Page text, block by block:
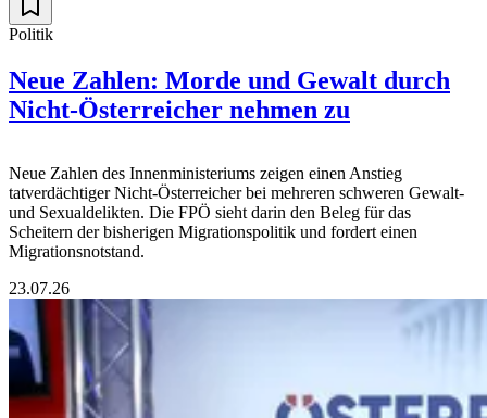
Politik
Neue Zahlen: Morde und Gewalt durch
Nicht-Österreicher nehmen zu
Neue Zahlen des Innenministeriums zeigen einen Anstieg
tatverdächtiger Nicht-Österreicher bei mehreren schweren Gewalt-
und Sexualdelikten. Die FPÖ sieht darin den Beleg für das
Scheitern der bisherigen Migrationspolitik und fordert einen
Migrationsnotstand.
23.07.26